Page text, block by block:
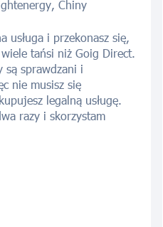
Chiny
usługa i przekonasz się,
tańsi niż Goig Direct.
są sprawdzani i
nie musisz się
legalną usługę.
razy i skorzystam